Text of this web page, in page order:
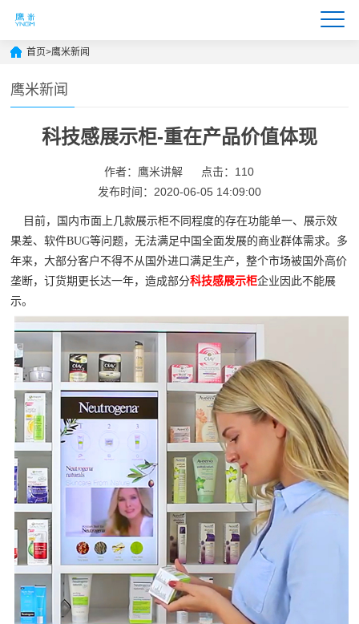
首页>鹰米新闻
鹰米新闻
科技感展示柜-重在产品价值体现
作者：鹰米讲解
点击：110
发布时间：2020-06-05 14:09:00
目前，国内市面上几款展示柜不同程度的存在功能单一、展示效
果差、软件BUG等问题，无法满足中国全面发展的商业群体需求。多
年来，大部分客户不得不从国外进口满足生产，整个市场被国外高价
垄断，订货期更长达一年，造成部分科技感展示柜企业因此不能展
示。